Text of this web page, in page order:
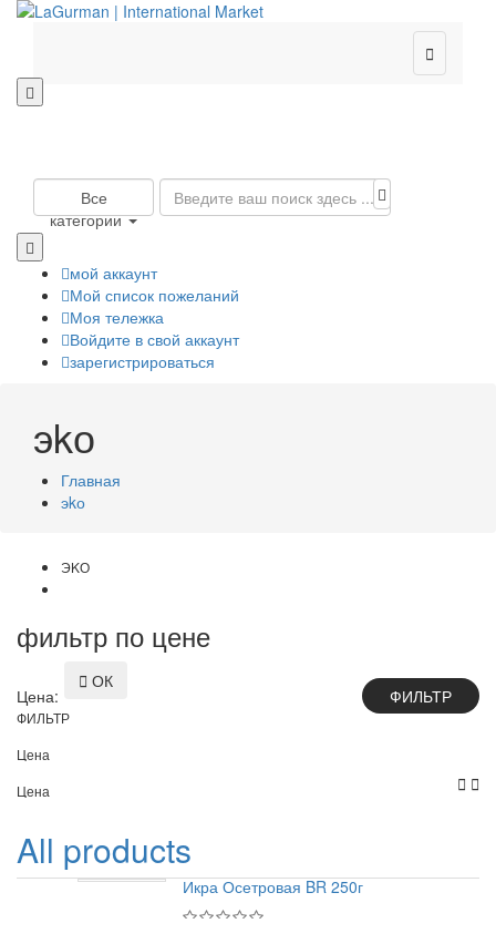

Все
категории
мой аккаунт
Мой список пожеланий
Моя тележка
Войдите в свой аккаунт
зарегистрироваться
эkо
Главная
эkо
ЭKО
фильтр по цене
Цена:
 ОК
ФИЛЬТР
Цена
Цена
 
All products
Икра Осетровая BR 250г